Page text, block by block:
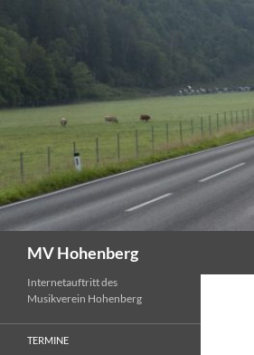
MV Hohenberg
Internetauftritt des
Musikverein Hohenberg
TERMINE